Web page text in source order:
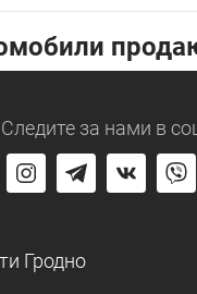
Следите за нами в
Гродно